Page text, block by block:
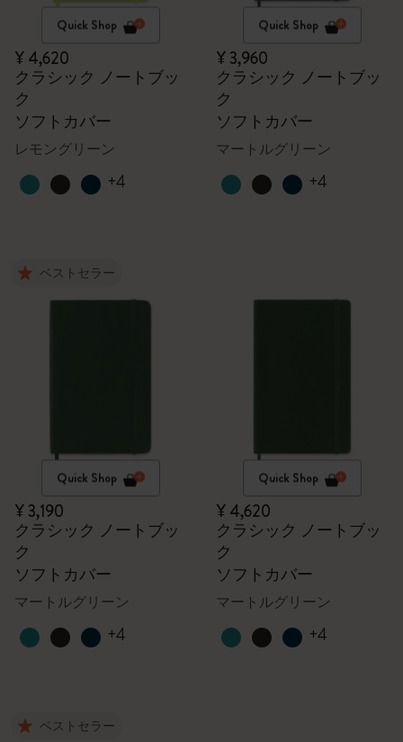
Quick Shop
¥ 4,620
クラシック ノートブッ
ク
ソフトカバー
レモングリーン
+4
Quick Shop
¥ 3,960
クラシック ノートブッ
ク
ソフトカバー
マートルグリーン
+4
ベストセラー
Quick Shop
¥ 3,190
クラシック ノートブッ
ク
ソフトカバー
マートルグリーン
+4
Quick Shop
¥ 4,620
クラシック ノートブッ
ク
ソフトカバー
マートルグリーン
+4
ベストセラー